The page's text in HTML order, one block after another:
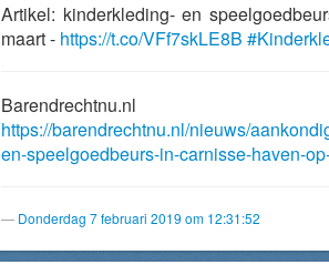
Artikel: kinderkleding- en
maart - https://t.co/VFf7skLE8B
Barendrechtnu.nl
https://barendrechtnu.nl/nieuws/
en-speelgoedbeurs-in-carnisse-haven-
Donderdag 7 februari 2019 om 12:31:52